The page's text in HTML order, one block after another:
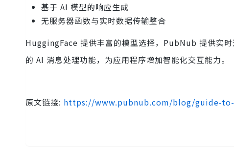
基于 AI 模型的响应生成
无服务器函数与实时数据传输整合
HuggingFace 提供丰富的模型选择，PubNub 提供实
的 AI 消息处理功能，为应用程序增加智能化交互能力。
原文链接: https://www.pubnub.com/blog/guide-